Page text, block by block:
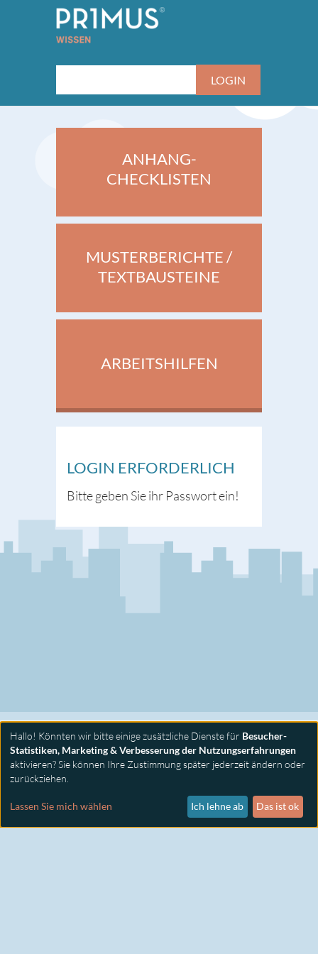
ANHANG-
CHECKLISTEN
MUSTERBERICHTE /
TEXTBAUSTEINE
ARBEITSHILFEN
LOGIN ERFORDERLICH
Bitte geben Sie ihr Passwort ein!
KONTAKT
Hallo! Könnten wir bitte einige zusätzliche Dienste für Besucher-
Statistiken, Marketing & Verbesserung der Nutzungserfahrungen
aktivieren? Sie können Ihre Zustimmung später jederzeit ändern oder
zurückziehen.
Lassen Sie mich wählen Ich lehne ab Das ist ok